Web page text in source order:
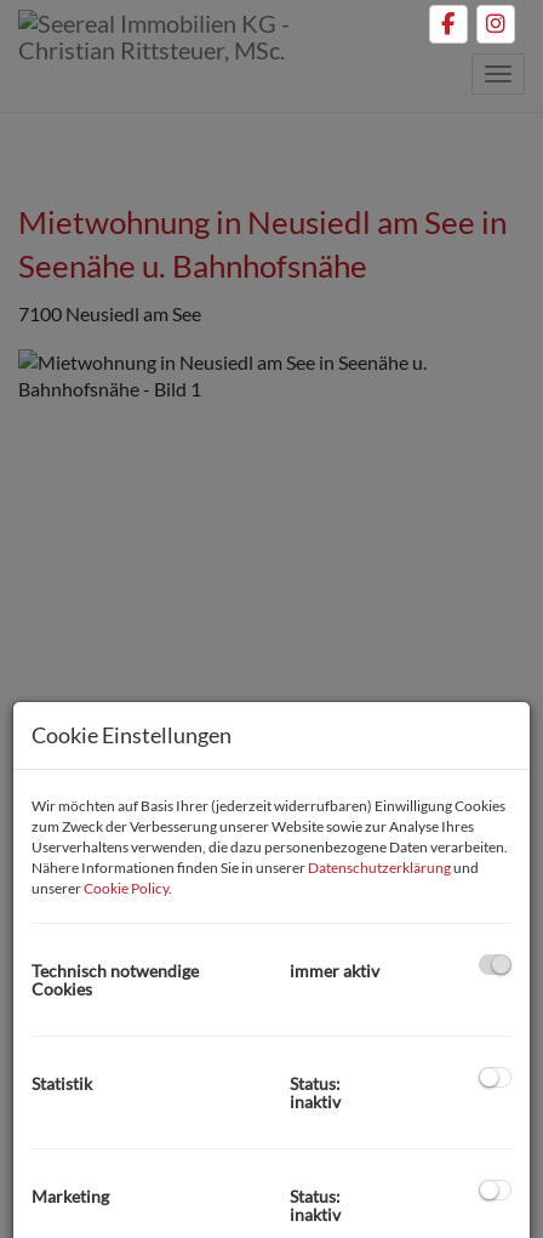
Mietwohnung in Neusiedl am See in
Seenähe u. Bahnhofsnähe
7100 Neusiedl am See
ca. 60 m2 Wohnfläche - Erdgeschoß
Bad mit Badewanne
Cookie Einstellungen
Wir möchten auf Basis Ihrer (jederzeit widerrufbaren) Einwilligung Cookies
zum Zweck der Verbesserung unserer Website sowie zur Analyse Ihres
Userverhaltens verwenden, die dazu personenbezogene Daten verarbeiten.
Nähere Informationen finden Sie in unserer Datenschutzerklärungund
unsererCookie Policy.
Technisch notwendige
Cookies
immer aktiv
Statistik
Status:
inaktiv
Marketing
Status:
inaktiv